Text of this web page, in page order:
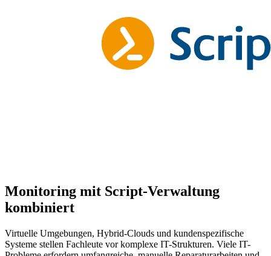
Monitoring mit Script-Verwaltung
kombiniert
Virtuelle Umgebungen, Hybrid-Clouds und kundenspezifische
Systeme stellen Fachleute vor komplexe IT-Strukturen. Viele IT-